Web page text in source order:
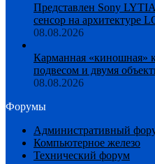
Представлен Sony
сенсор на архитектуре
08.08.2026
Карманная «киношная»
подвесом и двумя
08.08.2026
Форумы
Административный
Компьютерное железо
Технический форум